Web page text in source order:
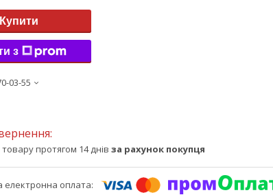
Купити
з
03-55
протягом 14 днів за рахунок покупця